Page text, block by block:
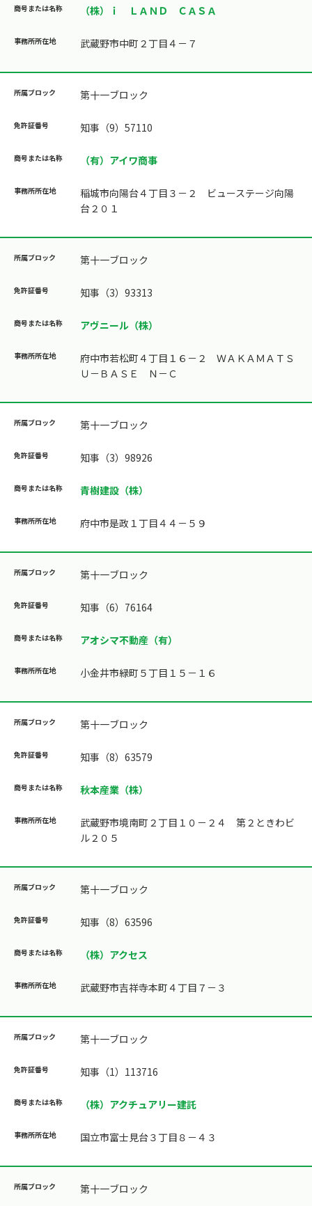
（株）ｉ ＬＡＮＤ ＣＡＳＡ
武蔵野市中町２丁目４－７
第十一ブロック
知事（9）57110
（有）アイワ商事
稲城市向陽台４丁目３－２ ビューステージ向陽
台２０１
第十一ブロック
知事（3）93313
アヴニール（株）
府中市若松町４丁目１６－２ ＷＡＫＡＭＡＴＳ
Ｕ－ＢＡＳＥ Ｎ－Ｃ
第十一ブロック
知事（3）98926
青樹建設（株）
府中市是政１丁目４４－５９
第十一ブロック
知事（6）76164
アオシマ不動産（有）
小金井市緑町５丁目１５－１６
第十一ブロック
知事（8）63579
秋本産業（株）
武蔵野市境南町２丁目１０－２４ 第２ときわビ
ル２０５
第十一ブロック
知事（8）63596
（株）アクセス
武蔵野市吉祥寺本町４丁目７－３
第十一ブロック
知事（1）113716
（株）アクチュアリー建託
国立市富士見台３丁目８－４３
第十一ブロック